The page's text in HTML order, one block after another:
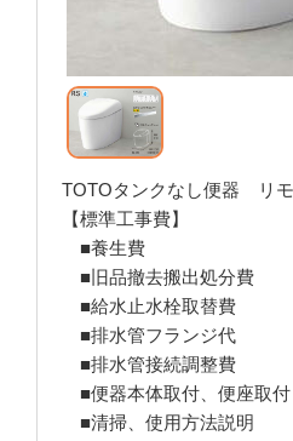
TOTOタンクなし便器 リ
【標準工事費】
■養生費
■旧品撤去搬出処分費
■給水止水栓取替費
■排水管フランジ代
■排水管接続調整費
■便器本体取付、便座取付
■清掃、使用方法説明